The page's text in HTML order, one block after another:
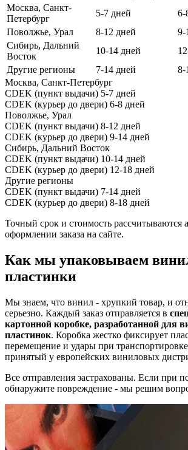
Москва, Санкт-
Петербург
5-7 дней
6-
Поволжье, Урал
8-12 дней
9-
Сибирь, Дальний
Восток
10-14 дней
Другие регионы
7-14 дней
8-
Москва, Санкт-Петербург
CDEK (пункт выдачи) 5-7 дней
CDEK (курьер до двери) 6-8 дней
Поволжье, Урал
CDEK (пункт выдачи) 8-12 дней
CDEK (курьер до двери) 9-14 дней
Сибирь, Дальний Восток
CDEK (пункт выдачи) 10-14 дней
CDEK (курьер до двери) 12-18 дней
Другие регионы
CDEK (пункт выдачи) 7-14 дней
CDEK (курьер до двери) 8-18 дней
Точный срок и стоимость рассчитываются
оформлении заказа на сайте.
Как мы упаковываем
пластинки
Мы знаем, что винил - хрупкий товар, и
серьезно. Каждый заказ отправляется в
картонной коробке, разработанной для
пластинок. Коробка жестко фиксирует
перемещение и удары при
принятый у европейских виниловых
Все отправления застрахованы. Если при
обнаружите повреждение - мы решим